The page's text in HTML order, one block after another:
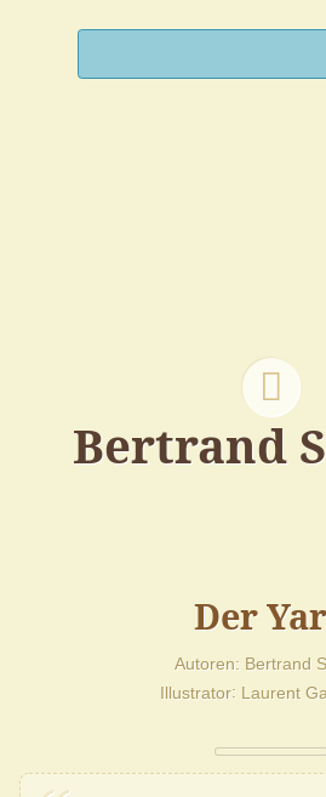
Bertrand
Der
Autoren Bertrand
Illustrator Laurent